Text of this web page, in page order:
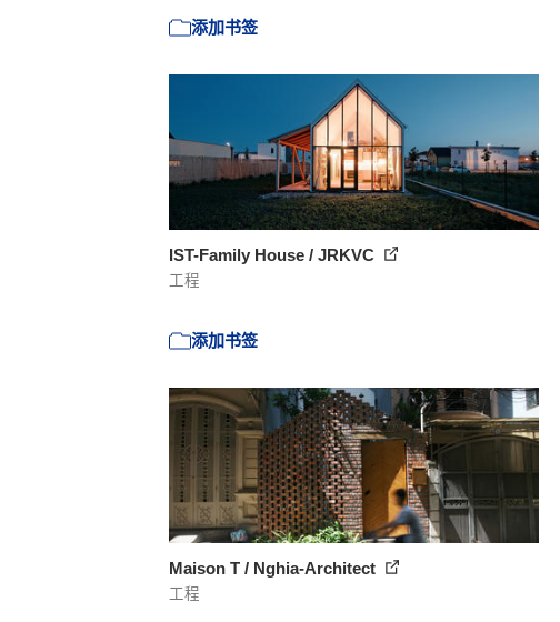
添加书签
IST-Family House / JRKVC
工程
添加书签
Maison T / Nghia-Architect
工程